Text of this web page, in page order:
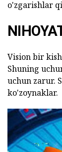
o'zgarishlar
Vision bir
Shuning
uchun zarur.
ko'zoynaklar.